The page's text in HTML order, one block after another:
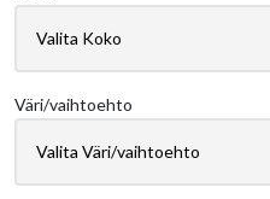
Väri/vaihtoehto